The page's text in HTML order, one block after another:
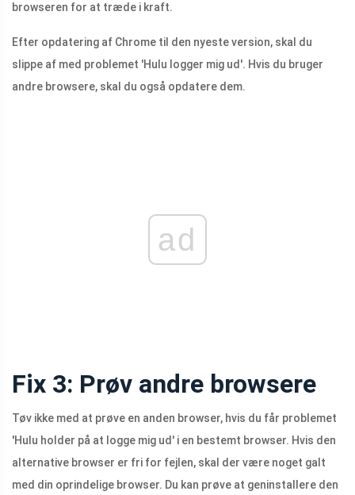
browseren for at træde i kraft.
Efter opdatering af Chrome til den nyeste version, skal du
slippe af med problemet 'Hulu logger mig ud'. Hvis du bruger
andre browsere, skal du også opdatere dem.
ad
Fix 3: Prøv andre browsere
Tøv ikke med at prøve en anden browser, hvis du får problemet
'Hulu holder på at logge mig ud' i en bestemt browser. Hvis den
alternative browser er fri for fejlen, skal der være noget galt
med din oprindelige browser. Du kan prøve at geninstallere den